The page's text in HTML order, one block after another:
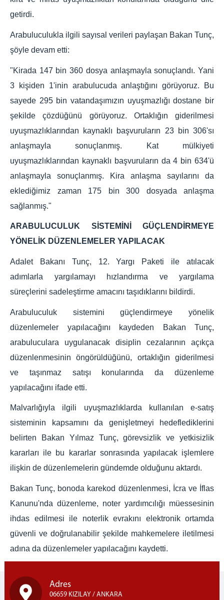
getirdi.
Arabuluculukla ilgili sayısal verileri paylaşan Bakan Tunç,
şöyle devam etti:
"Kirada 147 bin 360 dosya anlaşmayla sonuçlandı. Yani
3 kişiden 1'inin arabulucuda anlaştığını görüyoruz. Bu
sayede 295 bin vatandaşımızın uyuşmazlığı dostane bir
şekilde çözdüğünü görüyoruz. Ortaklığın giderilmesi
uyuşmazlıklarından kaynaklı başvuruların 23 bin 306'sı
anlaşmayla sonuçlanmış. Kat mülkiyeti
uyuşmazlıklarından kaynaklı başvuruların da 4 bin 634'ü
anlaşmayla sonuçlanmış. Kira anlaşma sayılarını da
eklediğimiz zaman 175 bin 300 dosyada anlaşma
sağlanmış."
ARABULUCULUK SİSTEMİNİ GÜÇLENDİRMEYE
YÖNELİK DÜZENLEMELER YAPILACAK
Adalet Bakanı Tunç, 12. Yargı Paketi ile atılacak
adımlarla yargılamayı hızlandırma ve yargılama
süreçlerini sadeleştirme amacını taşıdıklarını bildirdi.
Arabuluculuk sistemini güçlendirmeye yönelik
düzenlemeler yapılacağını kaydeden Bakan Tunç,
arabuluculara uygulanacak disiplin cezalarının açıkça
düzenlenmesinin öngörüldüğünü, ortaklığın giderilmesi
ve taşınmaz satışı konularında da düzenleme
yapılacağını ifade etti.
Malvarlığıyla ilgili uyuşmazlıklarda kullanılan e-satış
sisteminin kapsamını da genişletmeyi hedeflediklerini
belirten Bakan Yılmaz Tunç, görevsizlik ve yetkisizlik
kararları ile bu kararlar sonrasında yapılacak işlemlere
ilişkin de düzenlemelerin gündemde olduğunu aktardı.
Bakan Tunç, bonoda karekod düzenlenmesi, İcra ve İflas
Kanunu'nda düzenleme, noter yardımcılığı müessesinin
ihdas edilmesi ile noterlik evrakını elektronik ortamda
güvenli ve doğrulanabilir şekilde mahkemelere iletilmesi
adına da düzenlemeler yapılacağını kaydetti.
Adres
06659 KIZILAY / ANKARA